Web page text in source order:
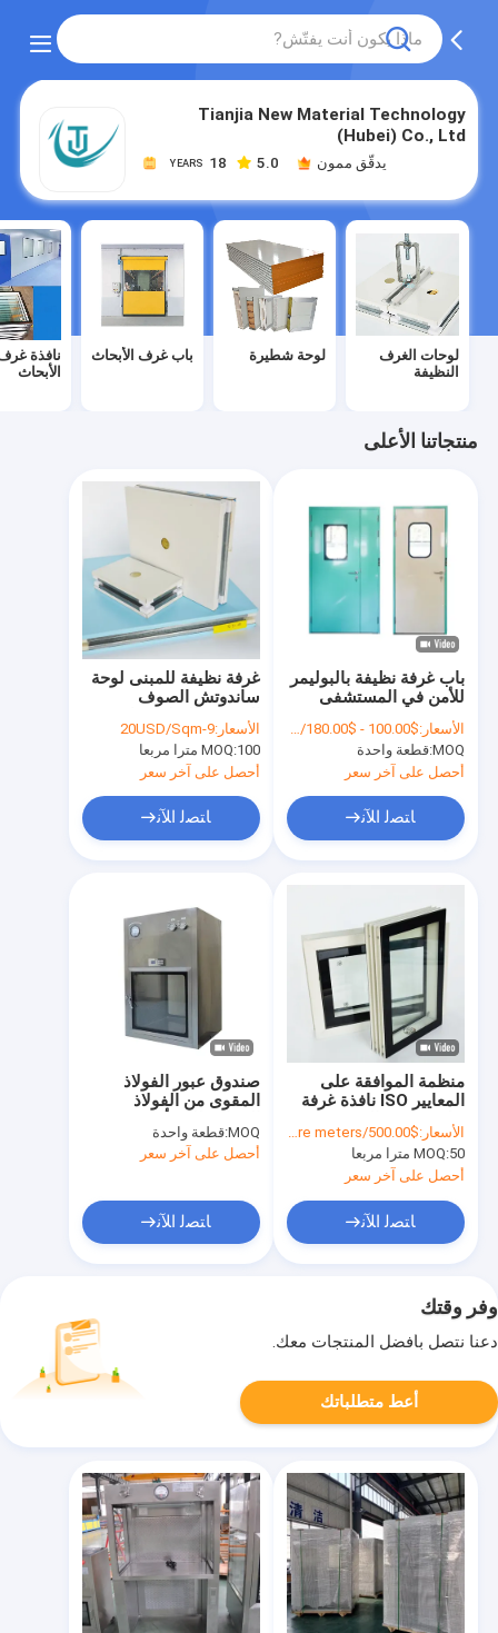
Tianjia New Material Technology
(Hubei) Co., Ltd
18
YEARS 5.0 يدقّق ممون
لوحات الغرف
النظيفة
لوحة شطيرة باب غرف الأبحاث
نافذة
الأبحاث
منتجاتنا الأعلى
غرفة نظيفة للمبنى لوحة
ساندوتش الصوف
100mm 150mm
الأسعار:9-20USD/Sqm
MOQ:100 مترا مربعا
أحصل على آخر سعر
ﺎﺘﺼﻟ ﺍﻶﻧ
باب غرفة نظيفة بالبوليمر
للأمن في المستشفى
الأسعار:$100.00 - $180.00/sets
MOQ: قطعة واحدة
أحصل على آخر سعر
ﺎﺘﺼﻟ ﺍﻶﻧ
صندوق عبور الفولاذ
المقوى من الفولاذ
مرور SS
MOQ: قطعة واحدة
أحصل على آخر سعر
ﺎﺘﺼﻟ ﺍﻶﻧ
منظمة الموافقة على
المعايير ISO نافذة غرفة
نظيفة نافذة المختبر
لأجهزة غرفة نظيفة
الأسعار:$500.00/square meters 50-499 square meters
MOQ:50 مترا مربعا
أحصل على آخر سعر
ﺎﺘﺼﻟ ﺍﻶﻧ
وفر وقتك
دعنا نتصل بأفضل المنتجات معك.
أعط متطلباتك